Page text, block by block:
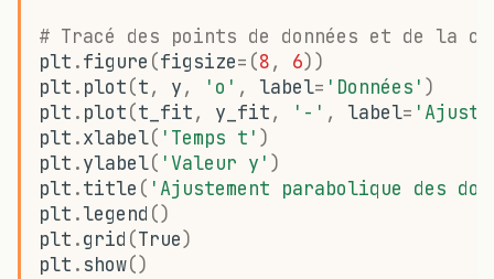
# Tracé des points de données et de la
plt .figure (figsize= (8, 6))
plt . plot(t, y, 'o' , label= 'Données' )
plt . plot(t_fit, y_fit, '-' , label=
plt .xlabel( 'Temps t' )
plt .ylabel( 'Valeur y' )
plt .title ( 'Ajustement parabolique des
plt .legend ()
plt .grid (True)
plt . show()